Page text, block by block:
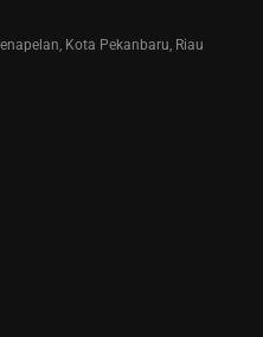
Kota Pekanbaru, Riau